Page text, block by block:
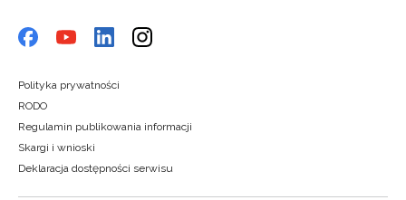
Polityka prywatności
RODO
Regulamin publikowania informacji
Skargi i wnioski
Deklaracja dostępności serwisu